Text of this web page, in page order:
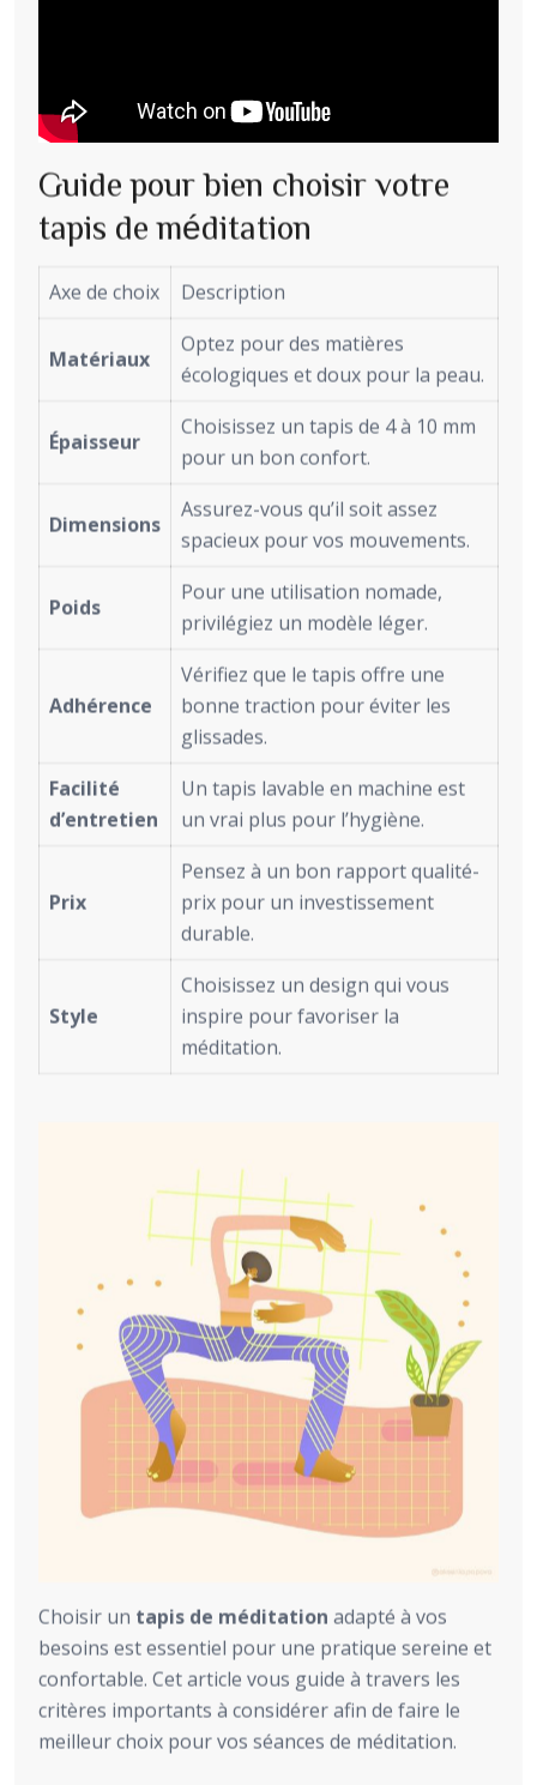
Guide pour bien choisir votre
tapis de méditation
Axe de choix Description
Matériaux
Optez pour des matières
écologiques et doux pour la peau.
Épaisseur
Choisissez un tapis de 4 à 10 mm
pour un bon confort.
Dimensions
Assurez-vous qu’il soit assez
spacieux pour vos mouvements.
Poids
Pour une utilisation nomade,
privilégiez un modèle léger.
Adhérence
Vérifiez que le tapis offre une
bonne traction pour éviter les
glissades.
Facilité
d’entretien
Un tapis lavable en machine est
un vrai plus pour l’hygiène.
Prix
Pensez à un bon rapport qualité-
prix pour un investissement
durable.
Style
Choisissez un design qui vous
inspire pour favoriser la
méditation.
Choisir un tapis de méditation adapté à vos
besoins est essentiel pour une pratique sereine et
confortable. Cet article vous guide à travers les
critères importants à considérer afin de faire le
meilleur choix pour vos séances de méditation.